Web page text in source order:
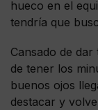
hueco en el
tendría que
Cansado de
de tener los
buenos ojos
destacar y